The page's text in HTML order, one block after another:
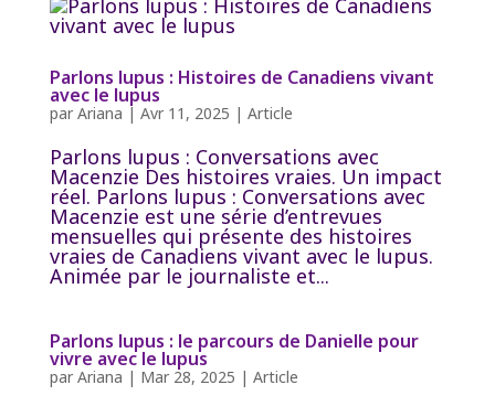
Parlons lupus : Histoires de Canadiens vivant
avec le lupus
par Ariana | Avr 11, 2025 | Article
Parlons lupus : Conversations avec
Macenzie Des histoires vraies. Un impact
réel. Parlons lupus : Conversations avec
Macenzie est une série d’entrevues
mensuelles qui présente des histoires
vraies de Canadiens vivant avec le lupus.
Animée par le journaliste et...
Parlons lupus : le parcours de Danielle pour
vivre avec le lupus
par Ariana | Mar 28, 2025 | Article